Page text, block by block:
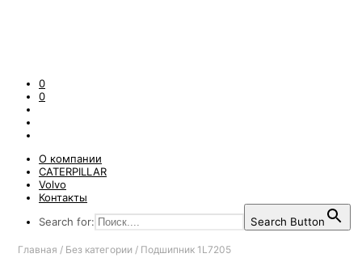
0
0
О компании
CATERPILLAR
Volvo
Контакты
Search for:
Search Button
Главная / Без категории / Подшипник 1L7205